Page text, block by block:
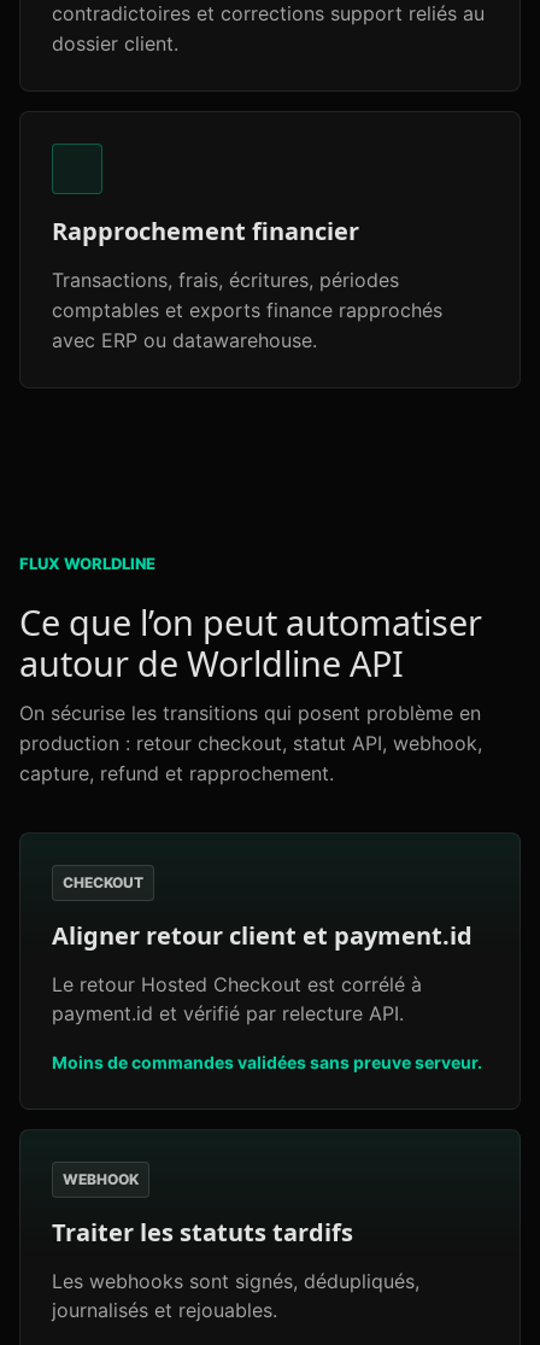
contradictoires et corrections support reliés au
dossier client.
Rapprochement financier
Transactions, frais, écritures, périodes
comptables et exports finance rapprochés
avec ERP ou datawarehouse.
FLUX WORLDLINE
Ce que l’on peut automatiser
autour de Worldline API
On sécurise les transitions qui posent problème en
production : retour checkout, statut API, webhook,
capture, refund et rapprochement.
CHECKOUT
Aligner retour client et payment.id
Le retour Hosted Checkout est corrélé à
payment.id et vérifié par relecture API.
Moins de commandes validées sans preuve serveur.
WEBHOOK
Traiter les statuts tardifs
Les webhooks sont signés, dédupliqués,
journalisés et rejouables.